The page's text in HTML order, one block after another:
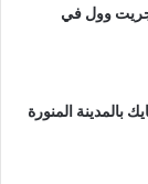
وول في
بالمدينة المنورة